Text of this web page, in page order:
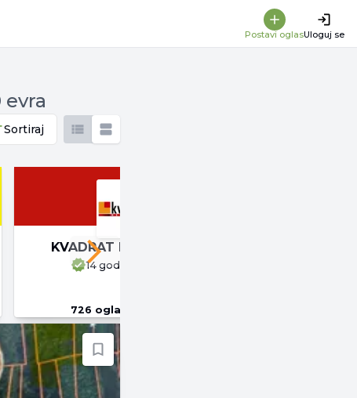
Postavi oglasUloguj se
Sortiraj
KVADRAT NEKRETNINE
14 godina
726 oglasa
Next slide